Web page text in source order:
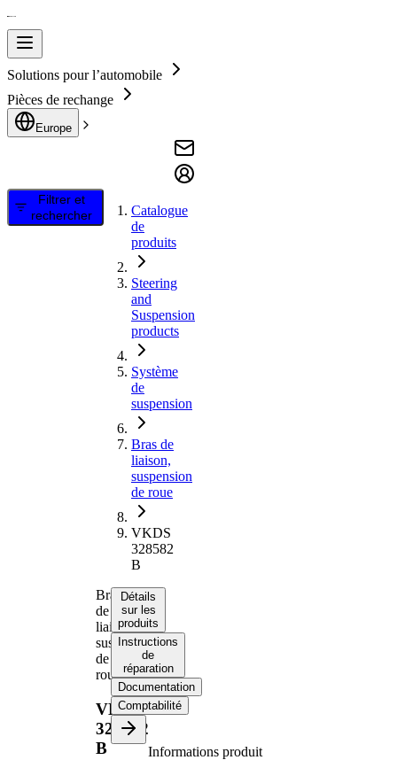
Solutions pour l’automobile
Pièces de rechange
Europe
Filtrer et
rechercher
Catalogue
de
produits
Steering
and
Suspension
products
Système
de
suspension
Bras de
liaison,
suspension
de roue
VKDS
328582
B
Bras
de
liaison,
suspension
de
roue
VKDS
328582
B
Détails
sur les
produits
Instructions
de
réparation
Documentation
Comptabilité
Informations produit